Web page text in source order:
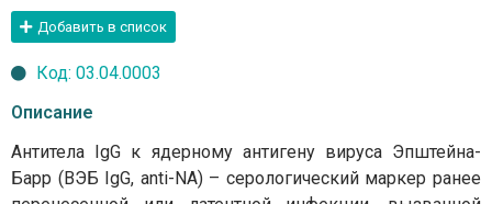
Добавить в список
Код: 03.04.0003
Описание
Антитела IgG к ядерному антигену вируса Эпштейна-
Барр (ВЭБ IgG, anti-NA) – серологический маркер ранее